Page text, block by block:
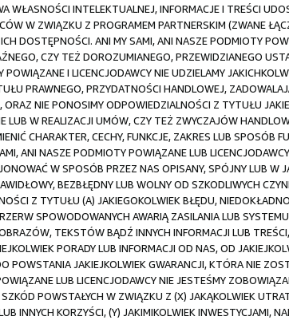
WŁASNOŚCI INTELEKTUALNEJ, INFORMACJE I TREŚCI
W ZWIĄZKU Z PROGRAMEM PARTNERSKIM (ZWANE
DOSTĘPNOŚCI. ANI MY SAMI, ANI NASZE PODMIOTY
CZY TEŻ DOROZUMIANEGO, PRZEWIDZIANEGO
I LICENCJODAWCY NIE UDZIELAMY
PRAWNEGO, PRZYDATNOŚCI HANDLOWEJ,
NIE PONOSIMY ODPOWIEDZIALNOŚCI Z TYTUŁU
LUB W REALIZACJI UMÓW, CZY TEŻ ZWYCZAJÓW
CHARAKTER, CECHY, FUNKCJE, ZAKRES LUB SPOSÓB
ANI NASZE PODMIOTY POWIĄZANE LUB
W SPOSÓB PRZEZ NAS OPISANY, SPÓJNY LUB W
BEZBŁĘDNY LUB WOLNY OD SZKODLIWYCH
Z TYTUŁU (A) JAKIEGOKOLWIEK BŁĘDU,
SPOWODOWANYCH AWARIĄ ZASILANIA LUB
TEKSTÓW BĄDŹ INNYCH INFORMACJI LUB
PORADY LUB INFORMACJI OD NAS, OD
POWSTANIA JAKIEJKOLWIEK GWARANCJI, KTÓRA NIE
LUB LICENCJODAWCY NIE JESTEŚMY
POWSTAŁYCH W ZWIĄZKU Z (X) JAKĄKOLWIEK
INNYCH KORZYŚCI, (Y) JAKIMIKOLWIEK INWESTYCJAMI,